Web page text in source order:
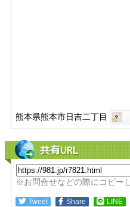
熊本県熊本市日吉二丁目
共有URL
※お問合せなどの際にコピー
Tweet Share LINE